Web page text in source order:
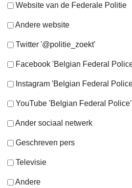
Website van de Federale Politie
Andere website
Twitter '@politie_zoekt'
Facebook 'Belgian Federal
Instagram 'Belgian Federal
YouTube 'Belgian Federal Police'
Ander sociaal netwerk
Geschreven pers
Televisie
Andere